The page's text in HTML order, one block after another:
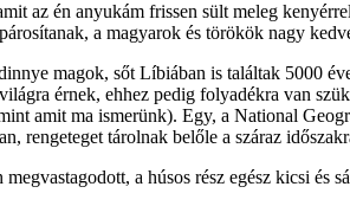
az én anyukám frissen sült meleg
a magyarok és törökök nagy
magok, sőt Líbiában is találtak 5000
érnek, ehhez pedig folyadékra van
amit ma ismerünk). Egy, a National
rengeteget tárolnak belőle a száraz
a húsos rész egész kicsi és